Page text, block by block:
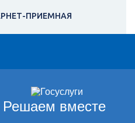
ПРИЕМНАЯ
Решаем вместе